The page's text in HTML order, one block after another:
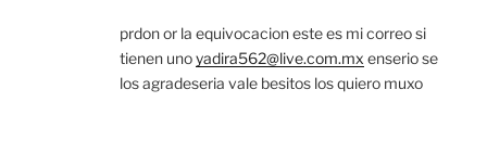
prdon or la equivocacion este es mi correo si
tienen unoyadira562@live.com.mx enserio se
los agradeseria vale besitos los quiero muxo